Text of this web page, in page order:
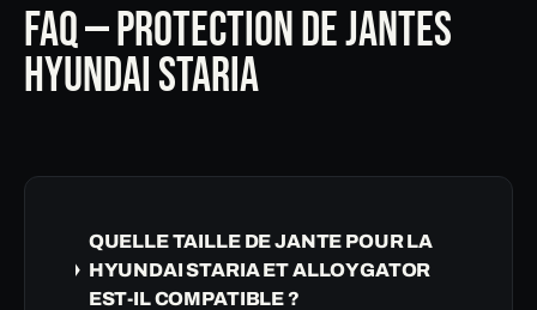
FAQ — PROTECTION DE JANTES
HYUNDAI STARIA
QUELLE TAILLE DE JANTE POUR LA
HYUNDAI STARIA ET ALLOYGATOR
EST-IL COMPATIBLE ?